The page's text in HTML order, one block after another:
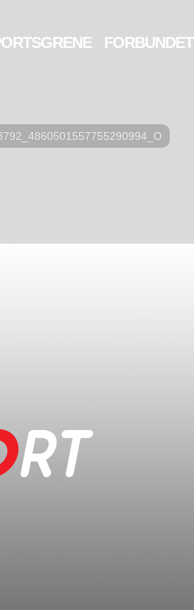
FORBUNDET